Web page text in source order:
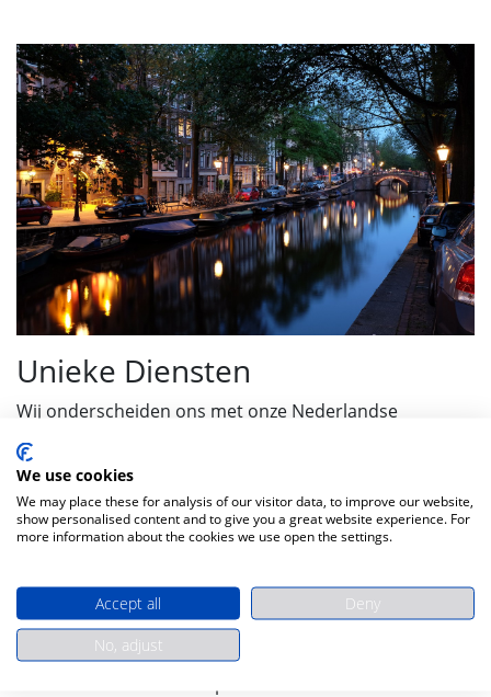
Unieke Diensten
Wij onderscheiden ons met onze Nederlandse
klantenservice en unieke ophaalservice in Nederland.
Deze diensten zijn een bewijs van onze toewijding aan
Onze Reis
2018:Uitbreiding met tolbadges voor Spanje en
Portugal.
2020:Lancering van onze Nederlandse
We use cookies
We may place these for analysis of our visitor data, to improve our website,
show personalised content and to give you a great website experience. For
more information about the cookies we use open the settings.
Accept all
Deny
No, adjust